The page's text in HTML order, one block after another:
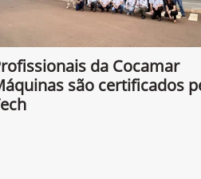
da Cocamar
são certificados